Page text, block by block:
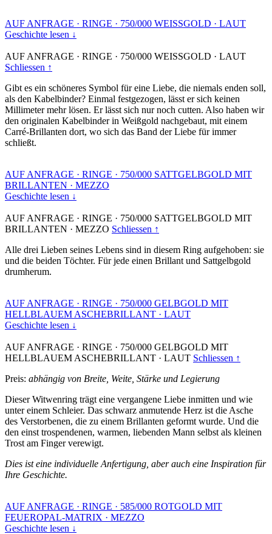
AUF ANFRAGE · RINGE · 750/000 WEISSGOLD · LAUT
Geschichte lesen ↓
AUF ANFRAGE · RINGE · 750/000 WEISSGOLD · LAUT
Schliessen ↑
Gibt es ein schöneres Symbol für eine Liebe, die niemals enden soll,
als den Kabelbinder? Einmal festgezogen, lässt er sich keinen
Millimeter mehr lösen. Er lässt sich nur noch cutten. Also haben wir
den originalen Kabelbinder in Weißgold nachgebaut, mit einem
Carré-Brillanten dort, wo sich das Band der Liebe für immer
schließt.
AUF ANFRAGE · RINGE · 750/000 SATTGELBGOLD MIT
BRILLANTEN · MEZZO
Geschichte lesen ↓
AUF ANFRAGE · RINGE · 750/000 SATTGELBGOLD MIT
BRILLANTEN · MEZZO Schliessen ↑
Alle drei Lieben seines Lebens sind in diesem Ring aufgehoben: sie
und die beiden Töchter. Für jede einen Brillant und Sattgelbgold
drumherum.
AUF ANFRAGE · RINGE · 750/000 GELBGOLD MIT
HELLBLAUEM ASCHEBRILLANT · LAUT
Geschichte lesen ↓
AUF ANFRAGE · RINGE · 750/000 GELBGOLD MIT
HELLBLAUEM ASCHEBRILLANT · LAUT Schliessen ↑
Preis: abhängig von Breite, Weite, Stärke und Legierung
Dieser Witwenring trägt eine vergangene Liebe inmitten und wie
unter einem Schleier. Das schwarz anmutende Herz ist die Asche
des Verstorbenen, die zu einem Brillanten geformt wurde. Und die
den einst trospendenen, warmen, liebenden Mann selbst als kleinen
Trost am Finger verewigt.
Dies ist eine individuelle Anfertigung, aber auch eine Inspiration für
Ihre Geschichte.
AUF ANFRAGE · RINGE · 585/000 ROTGOLD MIT
FEUEROPAL-MATRIX · MEZZO
Geschichte lesen ↓